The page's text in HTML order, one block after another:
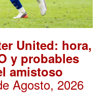
United: hora,
y probables
amistoso
Agosto, 2026